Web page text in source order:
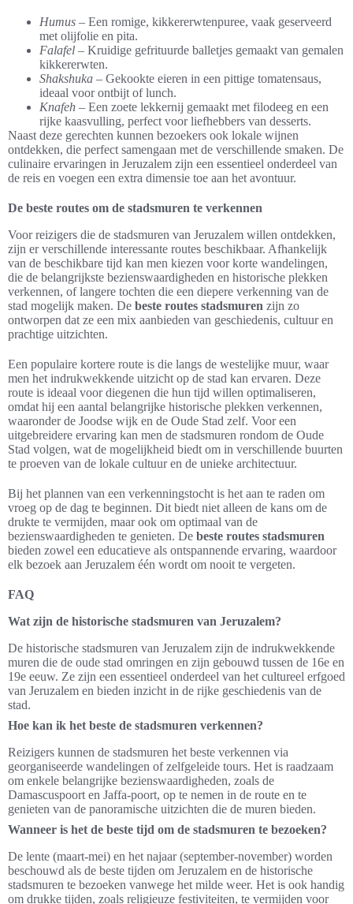
Humus – Een romige, kikkererwtenpuree, vaak geserveerd
met olijfolie en pita.
Falafel – Kruidige gefrituurde balletjes gemaakt van gemalen
kikkererwten.
Shakshuka – Gekookte eieren in een pittige tomatensaus,
ideaal voor ontbijt of lunch.
Knafeh – Een zoete lekkernij gemaakt met filodeeg en een
rijke kaasvulling, perfect voor liefhebbers van desserts.
Naast deze gerechten kunnen bezoekers ook lokale wijnen
ontdekken, die perfect samengaan met de verschillende smaken. De
culinaire ervaringen in Jeruzalem zijn een essentieel onderdeel van
de reis en voegen een extra dimensie toe aan het avontuur.
De beste routes om de stadsmuren te verkennen
Voor reizigers die de stadsmuren van Jeruzalem willen ontdekken,
zijn er verschillende interessante routes beschikbaar. Afhankelijk
van de beschikbare tijd kan men kiezen voor korte wandelingen,
die de belangrijkste bezienswaardigheden en historische plekken
verkennen, of langere tochten die een diepere verkenning van de
stad mogelijk maken. De beste routes stadsmuren zijn zo
ontworpen dat ze een mix aanbieden van geschiedenis, cultuur en
prachtige uitzichten.
Een populaire kortere route is die langs de westelijke muur, waar
men het indrukwekkende uitzicht op de stad kan ervaren. Deze
route is ideaal voor diegenen die hun tijd willen optimaliseren,
omdat hij een aantal belangrijke historische plekken verkennen,
waaronder de Joodse wijk en de Oude Stad zelf. Voor een
uitgebreidere ervaring kan men de stadsmuren rondom de Oude
Stad volgen, wat de mogelijkheid biedt om in verschillende buurten
te proeven van de lokale cultuur en de unieke architectuur.
Bij het plannen van een verkenningstocht is het aan te raden om
vroeg op de dag te beginnen. Dit biedt niet alleen de kans om de
drukte te vermijden, maar ook om optimaal van de
bezienswaardigheden te genieten. De beste routes stadsmuren
bieden zowel een educatieve als ontspannende ervaring, waardoor
elk bezoek aan Jeruzalem één wordt om nooit te vergeten.
FAQ
Wat zijn de historische stadsmuren van Jeruzalem?
De historische stadsmuren van Jeruzalem zijn de indrukwekkende
muren die de oude stad omringen en zijn gebouwd tussen de 16e en
19e eeuw. Ze zijn een essentieel onderdeel van het cultureel erfgoed
van Jeruzalem en bieden inzicht in de rijke geschiedenis van de
stad.
Hoe kan ik het beste de stadsmuren verkennen?
Reizigers kunnen de stadsmuren het beste verkennen via
georganiseerde wandelingen of zelfgeleide tours. Het is raadzaam
om enkele belangrijke bezienswaardigheden, zoals de
Damascuspoort en Jaffa-poort, op te nemen in de route en te
genieten van de panoramische uitzichten die de muren bieden.
Wanneer is het de beste tijd om de stadsmuren te bezoeken?
De lente (maart-mei) en het najaar (september-november) worden
beschouwd als de beste tijden om Jeruzalem en de historische
stadsmuren te bezoeken vanwege het milde weer. Het is ook handig
om drukke tijden, zoals religieuze festiviteiten, te vermijden voor